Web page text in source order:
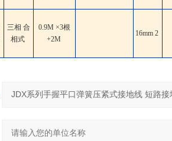
三相 合
相式
0.9M ×3根
+2M
16mm 2